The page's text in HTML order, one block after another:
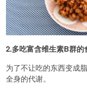
2.多吃富含维生素B群的
为了不让吃的东西变成
全身的代谢。